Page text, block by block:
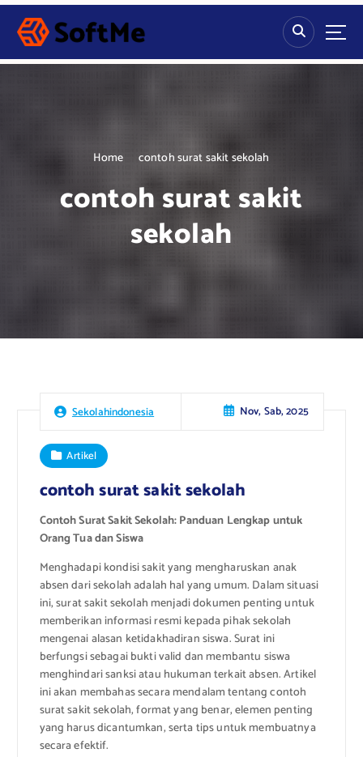
S
p
Home contoh surat sakit sekolah
contoh surat sakit
sekolah
Sekolahindonesia Nov, Sab, 2025
Artikel
contoh surat sakit sekolah
Contoh Surat Sakit Sekolah: Panduan Lengkap untuk
Orang Tua dan Siswa
Menghadapi kondisi sakit yang mengharuskan anak
absen dari sekolah adalah hal yang umum. Dalam situasi
ini, surat sakit sekolah menjadi dokumen penting untuk
memberikan informasi resmi kepada pihak sekolah
mengenai alasan ketidakhadiran siswa. Surat ini
berfungsi sebagai bukti valid dan membantu siswa
menghindari sanksi atau hukuman terkait absen. Artikel
ini akan membahas secara mendalam tentang contoh
surat sakit sekolah, format yang benar, elemen penting
yang harus dicantumkan, serta tips untuk membuatnya
secara efektif.